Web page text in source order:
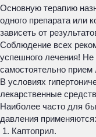
Основную терапию
одного препарата или
зависеть от
Соблюдение всех
успешного лечения! Не
самостоятельно прием
В условиях
лекарственные
Наиболее часто для
давления применяются:
Каптоприл.